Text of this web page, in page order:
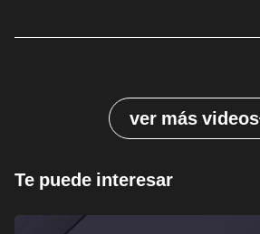
ver más videos
Te puede interesar